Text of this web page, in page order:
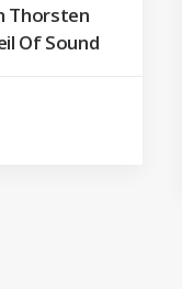
Thorsten
Of Sound